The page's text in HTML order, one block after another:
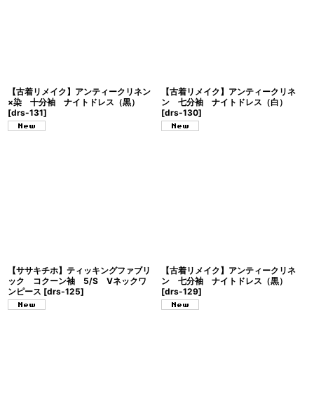
【古着リメイク】アンティークリネン
×染 十分袖 ナイトドレス（黒）
[drs-131]
【古着リメイク】アンティークリネ
ン 七分袖 ナイトドレス（白）
[drs-130]
【ササキチホ】ティッキングファブリ
ック コクーン袖 5/S Vネックワ
ンピース [drs-125]
【古着リメイク】アンティークリネ
ン 七分袖 ナイトドレス（黒）
[drs-129]